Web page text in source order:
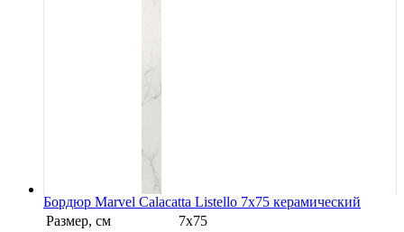
Бордюр Marvel Calacatta Listello 7x75 керамический
Размер, см
7x75